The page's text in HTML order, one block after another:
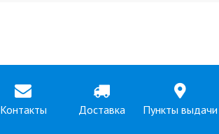
Контакты Доставка Пункты выдачи